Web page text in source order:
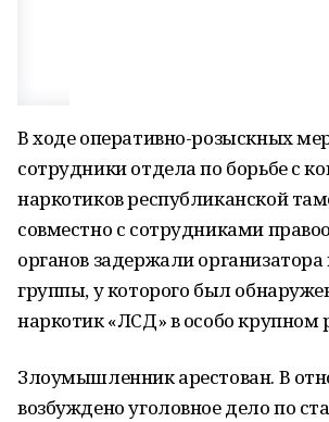
В ходе оперативно-розыскных
сотрудники отдела по борьбе с
наркотиков республиканской
совместно с сотрудниками
органов задержали
группы, у которого был
наркотик «ЛСД» в особо крупном
Злоумышленник арестован. В
возбуждено уголовное дело по